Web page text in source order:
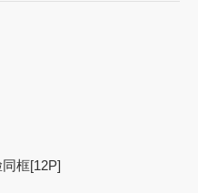
框[12P]